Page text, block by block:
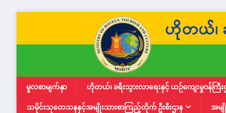
မူလစာမျက်နှာ ဟိုတယ်၊ ခရီးသွားလာရေးနှင့် ယဉ်ကျေးမှုဝန်ကြီး
သမိုင်းသုတေသနနှင့်အမျိုးသားစာကြည့်တိုက် ဦးစီးဌာန
အမ